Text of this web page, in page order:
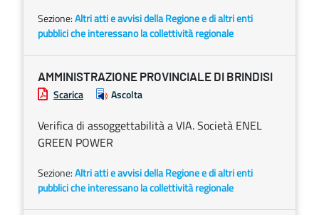
Sezione:Altri atti e avvisi della Regione e di altri enti
pubblici che interessano la collettività regionale
AMMINISTRAZIONE PROVINCIALE DI BRINDISI
Scarica Ascolta
Verifica di assoggettabilità a VIA. Società ENEL
GREEN POWER
Sezione:Altri atti e avvisi della Regione e di altri enti
pubblici che interessano la collettività regionale